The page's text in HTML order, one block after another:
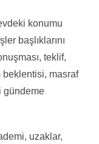
konumu
başlıklarını
teklif,
beklentisi, masraf
gündeme
uzaklar,